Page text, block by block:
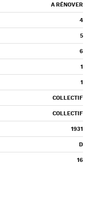
A RÉNOVER
4
5
6
1
1
COLLECTIF
COLLECTIF
1931
D
16